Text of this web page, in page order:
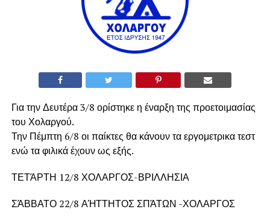
Για την Δευτέρα 3/8 ορίστηκε η έναρξη της προετοιμασίας
του Χολαργού.
Την Πέμπτη 6/8 οι παίκτες θα κάνουν τα εργομετρικα τεστ
ενώ τα φιλικά έχουν ως εξής.
ΤΕΤΆΡΤΗ 12/8 ΧΟΛΑΡΓΟΣ-ΒΡΙΛΛΗΣΙΑ
ΣΆΒΒΑΤΟ 22/8 ΑΉΤΤΗΤΟΣ ΣΠΆΤΩΝ -ΧΟΛΑΡΓΟΣ